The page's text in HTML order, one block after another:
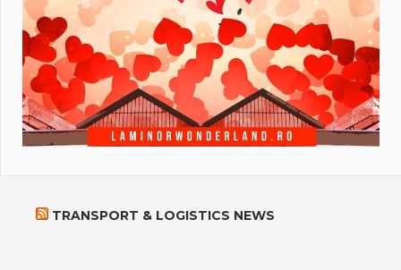
TRANSPORT & LOGISTICS NEWS